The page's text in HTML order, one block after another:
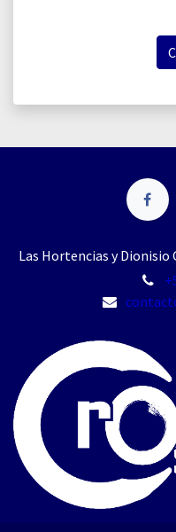
Las Hortencias y Dionisio